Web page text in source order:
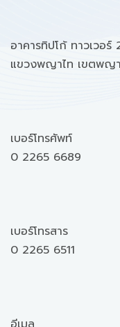
อาคารทิปโก้ ทาวเวอ
แขวงพญาไท เขตพญ
เบอร์โทรศัพท์
0 2265 6689
เบอร์โทรสาร
0 2265 6511